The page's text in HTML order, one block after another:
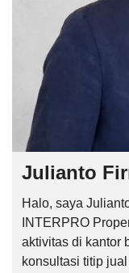
Julianto
Halo, saya
INTERPRO
aktivitas di kantor
konsultasi titip